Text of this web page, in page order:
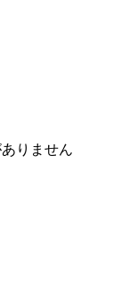
りません